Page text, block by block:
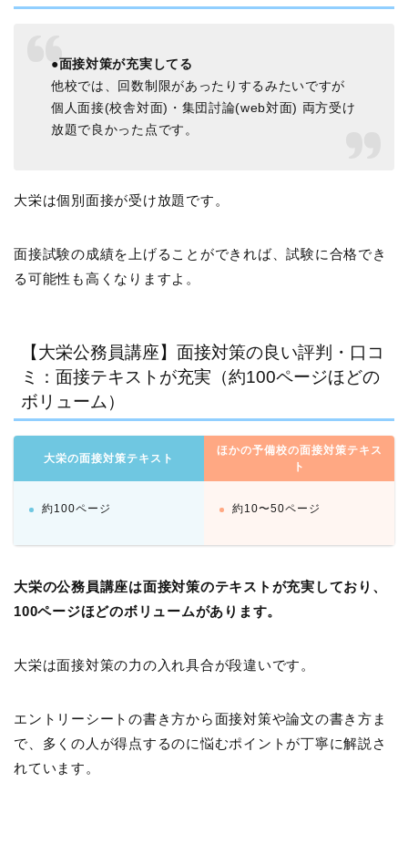
●面接対策が充実してる
他校では、回数制限があったりするみたいですが
個人面接(校舎対面)・集団討論(web対面) 両方受け
放題で良かった点です。
大栄は個別面接が受け放題です。
面接試験の成績を上げることができれば、試験に合格でき
る可能性も高くなりますよ。
【大栄公務員講座】面接対策の良い評判・口コ
ミ：面接テキストが充実（約100ページほどの
ボリューム）
大栄の面接対策テキスト
約100ページ
ほかの予備校の面接対策テキス
ト
約10〜50ページ
大栄の公務員講座は面接対策のテキストが充実しており、
100ページほどのボリュームがあります。
大栄は面接対策の力の入れ具合が段違いです。
エントリーシートの書き方から面接対策や論文の書き方ま
で、多くの人が得点するのに悩むポイントが丁寧に解説さ
れています。